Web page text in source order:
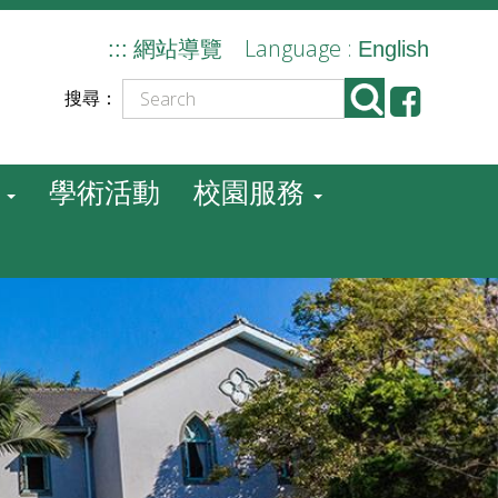
::: 網站導覽 Language : English
搜尋：
學術活動
校園服務